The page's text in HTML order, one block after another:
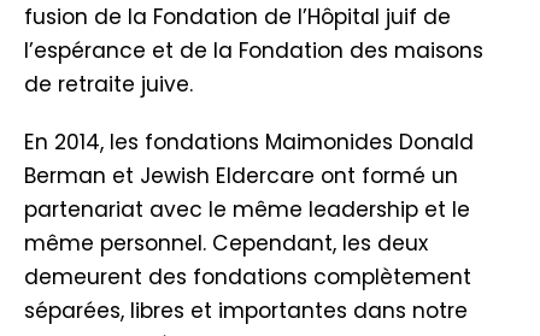
fusion de la Fondation de l’Hôpital juif de
l’espérance et de la Fondation des maisons
de retraite juive.
En 2014, les fondations Maimonides Donald
Berman et Jewish Eldercare ont formé un
partenariat avec le même leadership et le
même personnel. Cependant, les deux
demeurent des fondations complètement
séparées, libres et importantes dans notre